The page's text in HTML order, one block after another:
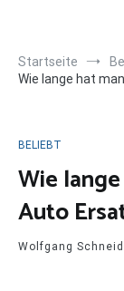
Startseite
Wie lange hat
BELIEBT
Wie
Auto
Wolfgang